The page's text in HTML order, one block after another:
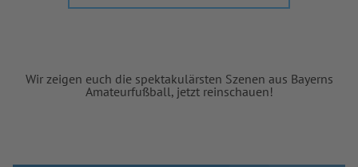
Wir zeigen euch die spektakulärsten Szenen aus Bayerns
Amateurfußball, jetzt reinschauen!